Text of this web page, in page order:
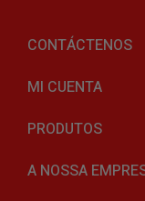
CONTÁCTENOS
MI CUENTA
PRODUTOS
A NOSSA